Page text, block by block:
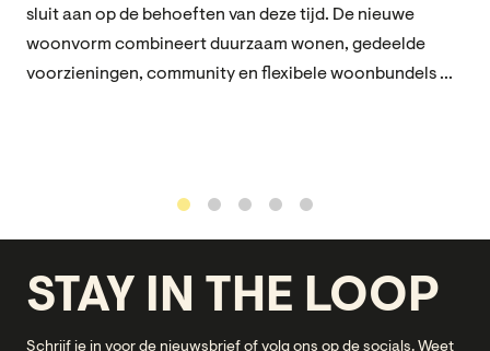
sluit aan op de behoeften van deze tijd. De nieuwe
woonvorm combineert duurzaam wonen, gedeelde
voorzieningen, community en flexibele woonbundels ...
STAY IN THE LOOP
Schrijf je in voor de nieuwsbrief of volg ons op de socials. Weet